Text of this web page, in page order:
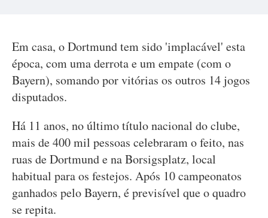
Em casa, o Dortmund tem sido 'implacável' esta
época, com uma derrota e um empate (com o
Bayern), somando por vitórias os outros 14 jogos
disputados.
Há 11 anos, no último título nacional do clube,
mais de 400 mil pessoas celebraram o feito, nas
ruas de Dortmund e na Borsigsplatz, local
habitual para os festejos. Após 10 campeonatos
ganhados pelo Bayern, é previsível que o quadro
se repita.